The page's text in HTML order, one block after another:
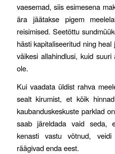
vaesemad, siis esimesena
ära jäätakse pigem
reisimised. Seetõttu
hästi kapitaliseeritud ning
väikesi allahindlusi, kuid
ole.
Kui vaadata üldist rahva
sealt kirumist, et kõik
kaubanduskeskuste parklad
saab järeldada vaid seda,
kenasti vastu võtnud,
räägivad enda eest.